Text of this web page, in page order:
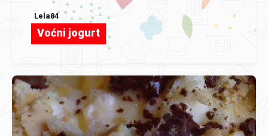
Lela84
Voćni jogurt